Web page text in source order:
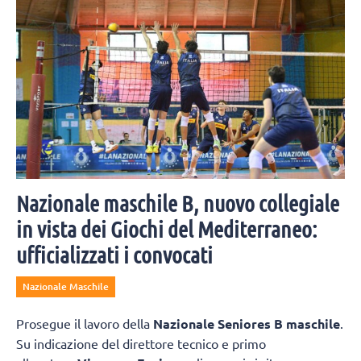
Nazionale maschile B, nuovo collegiale
in vista dei Giochi del Mediterraneo:
ufficializzati i convocati
Nazionale Maschile
Prosegue il lavoro della Nazionale Seniores B maschile.
Su indicazione del direttore tecnico e primo